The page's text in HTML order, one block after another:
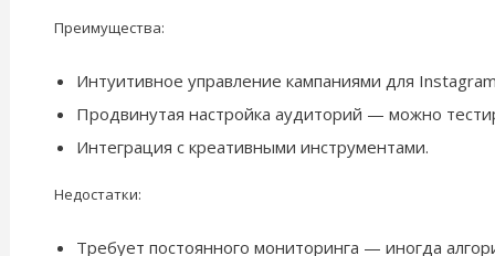
Преимущества:
Интуитивное управление кампаниями для
Продвинутая настройка аудиторий — можно
Интеграция с креативными инструментами.
Недостатки:
Требует постоянного мониторинга — иногда